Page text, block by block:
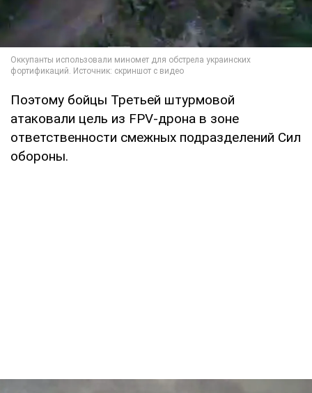
Поэтому бойцы Третьей штурмовой
атаковали цель из FPV-дрона в зоне
ответственности смежных подразделений Сил
обороны.